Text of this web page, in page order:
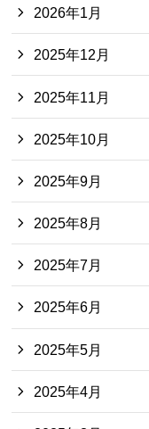
2026年1月
2025年12月
2025年11月
2025年10月
2025年9月
2025年8月
2025年7月
2025年6月
2025年5月
2025年4月